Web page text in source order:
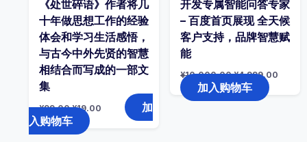
《处世碎语》作者将几
十年做思想工作的经验
体会和学习生活感悟，
与古今中外先贤的智慧
相结合而写成的一部文
集
¥99.00原
价
为：
¥99.00。
¥19.00
加
入购物车
开发专属智能问答专家
– 百度首页展现 全天候
客户支持，品牌智慧赋
能
¥10,000.00原
价
为：
¥10,000.00。
¥4,999.00当
加入购物车